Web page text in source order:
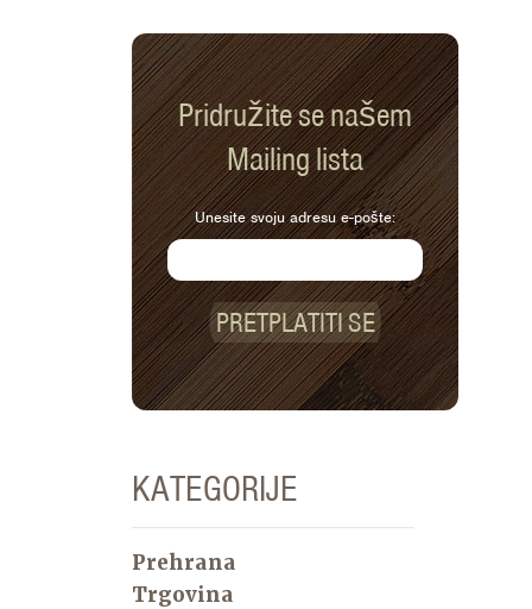
Pridružite se našem
Mailing lista
Unesite svoju adresu e-pošte:
PRETPLATITI SE
KATEGORIJE
Prehrana
Trgovina